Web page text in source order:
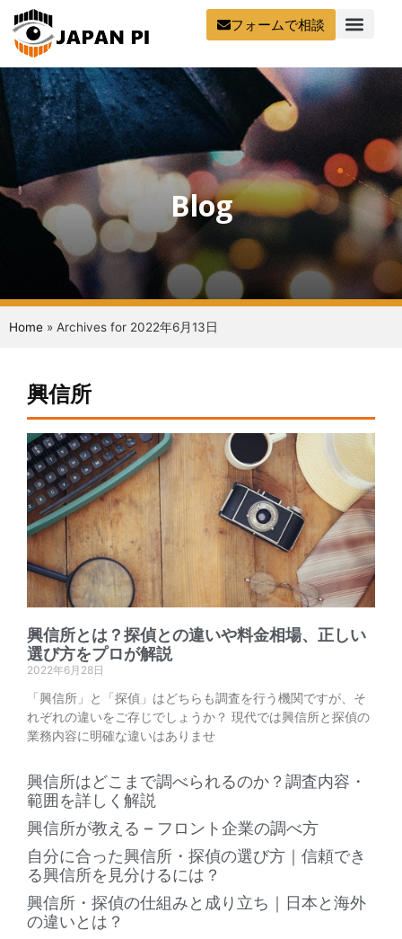
フォームで相談
Blog
Home » Archives for 2022年6月13日
興信所
興信所とは？探偵との違いや料金相場、正しい
選び方をプロが解説
2022年6月28日
「興信所」と「探偵」はどちらも調査を行う機関ですが、そ
れぞれの違いをご存じでしょうか？ 現代では興信所と探偵の
業務内容に明確な違いはありませ
興信所はどこまで調べられるのか？調査内容・
範囲を詳しく解説
興信所が教える – フロント企業の調べ方
自分に合った興信所・探偵の選び方｜信頼でき
る興信所を見分けるには？
興信所・探偵の仕組みと成り立ち｜日本と海外
の違いとは？